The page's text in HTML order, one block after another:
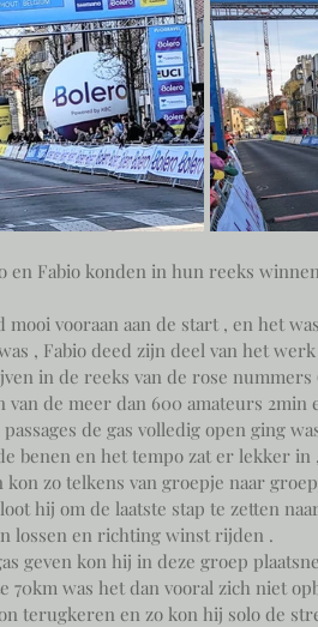
en Fabio konden in hun reeks
mooi vooraan aan de start , en het
, Fabio deed zijn deel van het
in de reeks van de rose nummers
van de meer dan 600 amateurs
de gas volledig open ging
benen en het tempo zat er lekker
kon zo telkens van groepje naar
hij om de laatste stap te zetten
lossen en richting winst rijden .
geven kon hij in deze groep
70km was het dan vooral zich niet
terugkeren en zo kon hij solo de